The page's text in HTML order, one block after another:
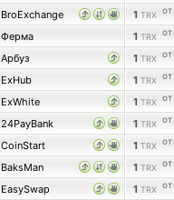
BroExchange
1 TRX
Ферма
1 TRX
Арбуз
1 TRX
ExHub
1 TRX
ExWhite
1 TRX
24PayBank
1 TRX от
CoinStart
1 TRX от
BaksMan
1 TRX
EasySwap
1 TRX